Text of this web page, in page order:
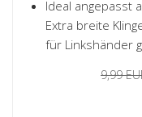
Ideal angepasst
Extra breite
für Linkshänder
9,99